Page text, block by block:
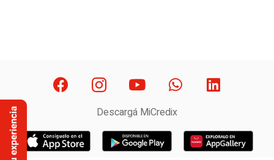
Descargá MiCredix